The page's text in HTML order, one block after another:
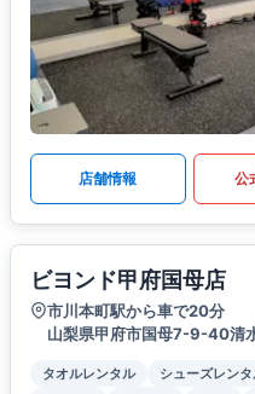
店舗情報 公
ビヨンド甲府国母店
市川本町駅から車で20分
山梨県甲府市国母7-9-40清
タオルレンタル シューズレン